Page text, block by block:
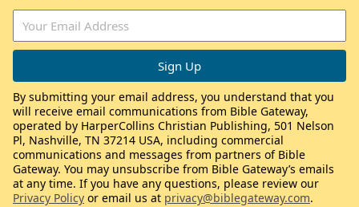
By submitting your email address, you understand that you
will receive email communications from Bible Gateway,
operated by HarperCollins Christian Publishing, 501 Nelson
Pl, Nashville, TN 37214 USA, including commercial
communications and messages from partners of Bible
Gateway. You may unsubscribe from Bible Gateway’s emails
at any time. If you have any questions, please review our
Privacy Policy or email us at privacy@biblegateway.com.